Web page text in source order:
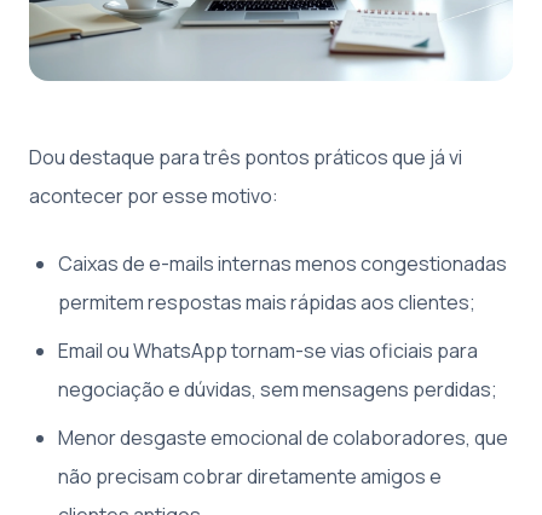
Dou destaque para três pontos práticos que já vi
acontecer por esse motivo:
Caixas de e-mails internas menos congestionadas
permitem respostas mais rápidas aos clientes;
Email ou WhatsApp tornam-se vias oficiais para
negociação e dúvidas, sem mensagens perdidas;
Menor desgaste emocional de colaboradores, que
não precisam cobrar diretamente amigos e